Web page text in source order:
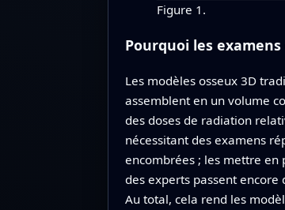
Figure 1.
Pourquoi les
Les modèles osseux 3D
assemblent en un volume
des doses de radiation
nécessitant des examens
encombrées ; les mettre en
des experts passent
Au total, cela rend les